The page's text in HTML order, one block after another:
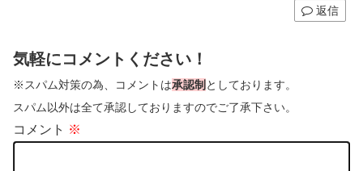
返信
気軽にコメントください！
※スパム対策の為、コメントは承認制 としております。
スパム以外は全て承認しておりますのでご了承下さい。
コメント ※